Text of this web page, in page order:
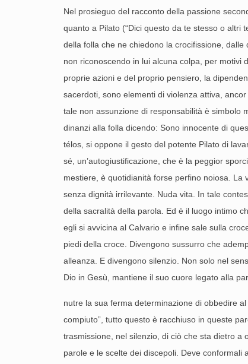
Nel prosieguo del racconto della passione
quanto a Pilato (“Dici questo da te stesso o altri
della folla che ne chiedono la crocifissione,
non riconoscendo in lui alcuna colpa, per motivi
proprie azioni e del proprio pensiero, la
sacerdoti, sono elementi di violenza attiva,
tale non assunzione di responsabilità è simbolo
dinanzi alla folla dicendo: Sono innocente di
télos, si oppone il gesto del potente Pilato di
sé, un’autogiustificazione, che è la peggior
mestiere, è quotidianità forse perfino noiosa.
senza dignità irrilevante. Nuda vita. In tale
della sacralità della parola. Ed è il luogo intimo
egli si avvicina al Calvario e infine sale sulla
piedi della croce. Divengono sussurro che
alleanza. E divengono silenzio. Non solo nel
Dio in Gesù, mantiene il suo cuore legato alla
nutre la sua ferma determinazione di obbedire
compiuto”, tutto questo è racchiuso in queste
trasmissione, nel silenzio, di ciò che sta dietro
parole e le scelte dei discepoli. Deve conformali